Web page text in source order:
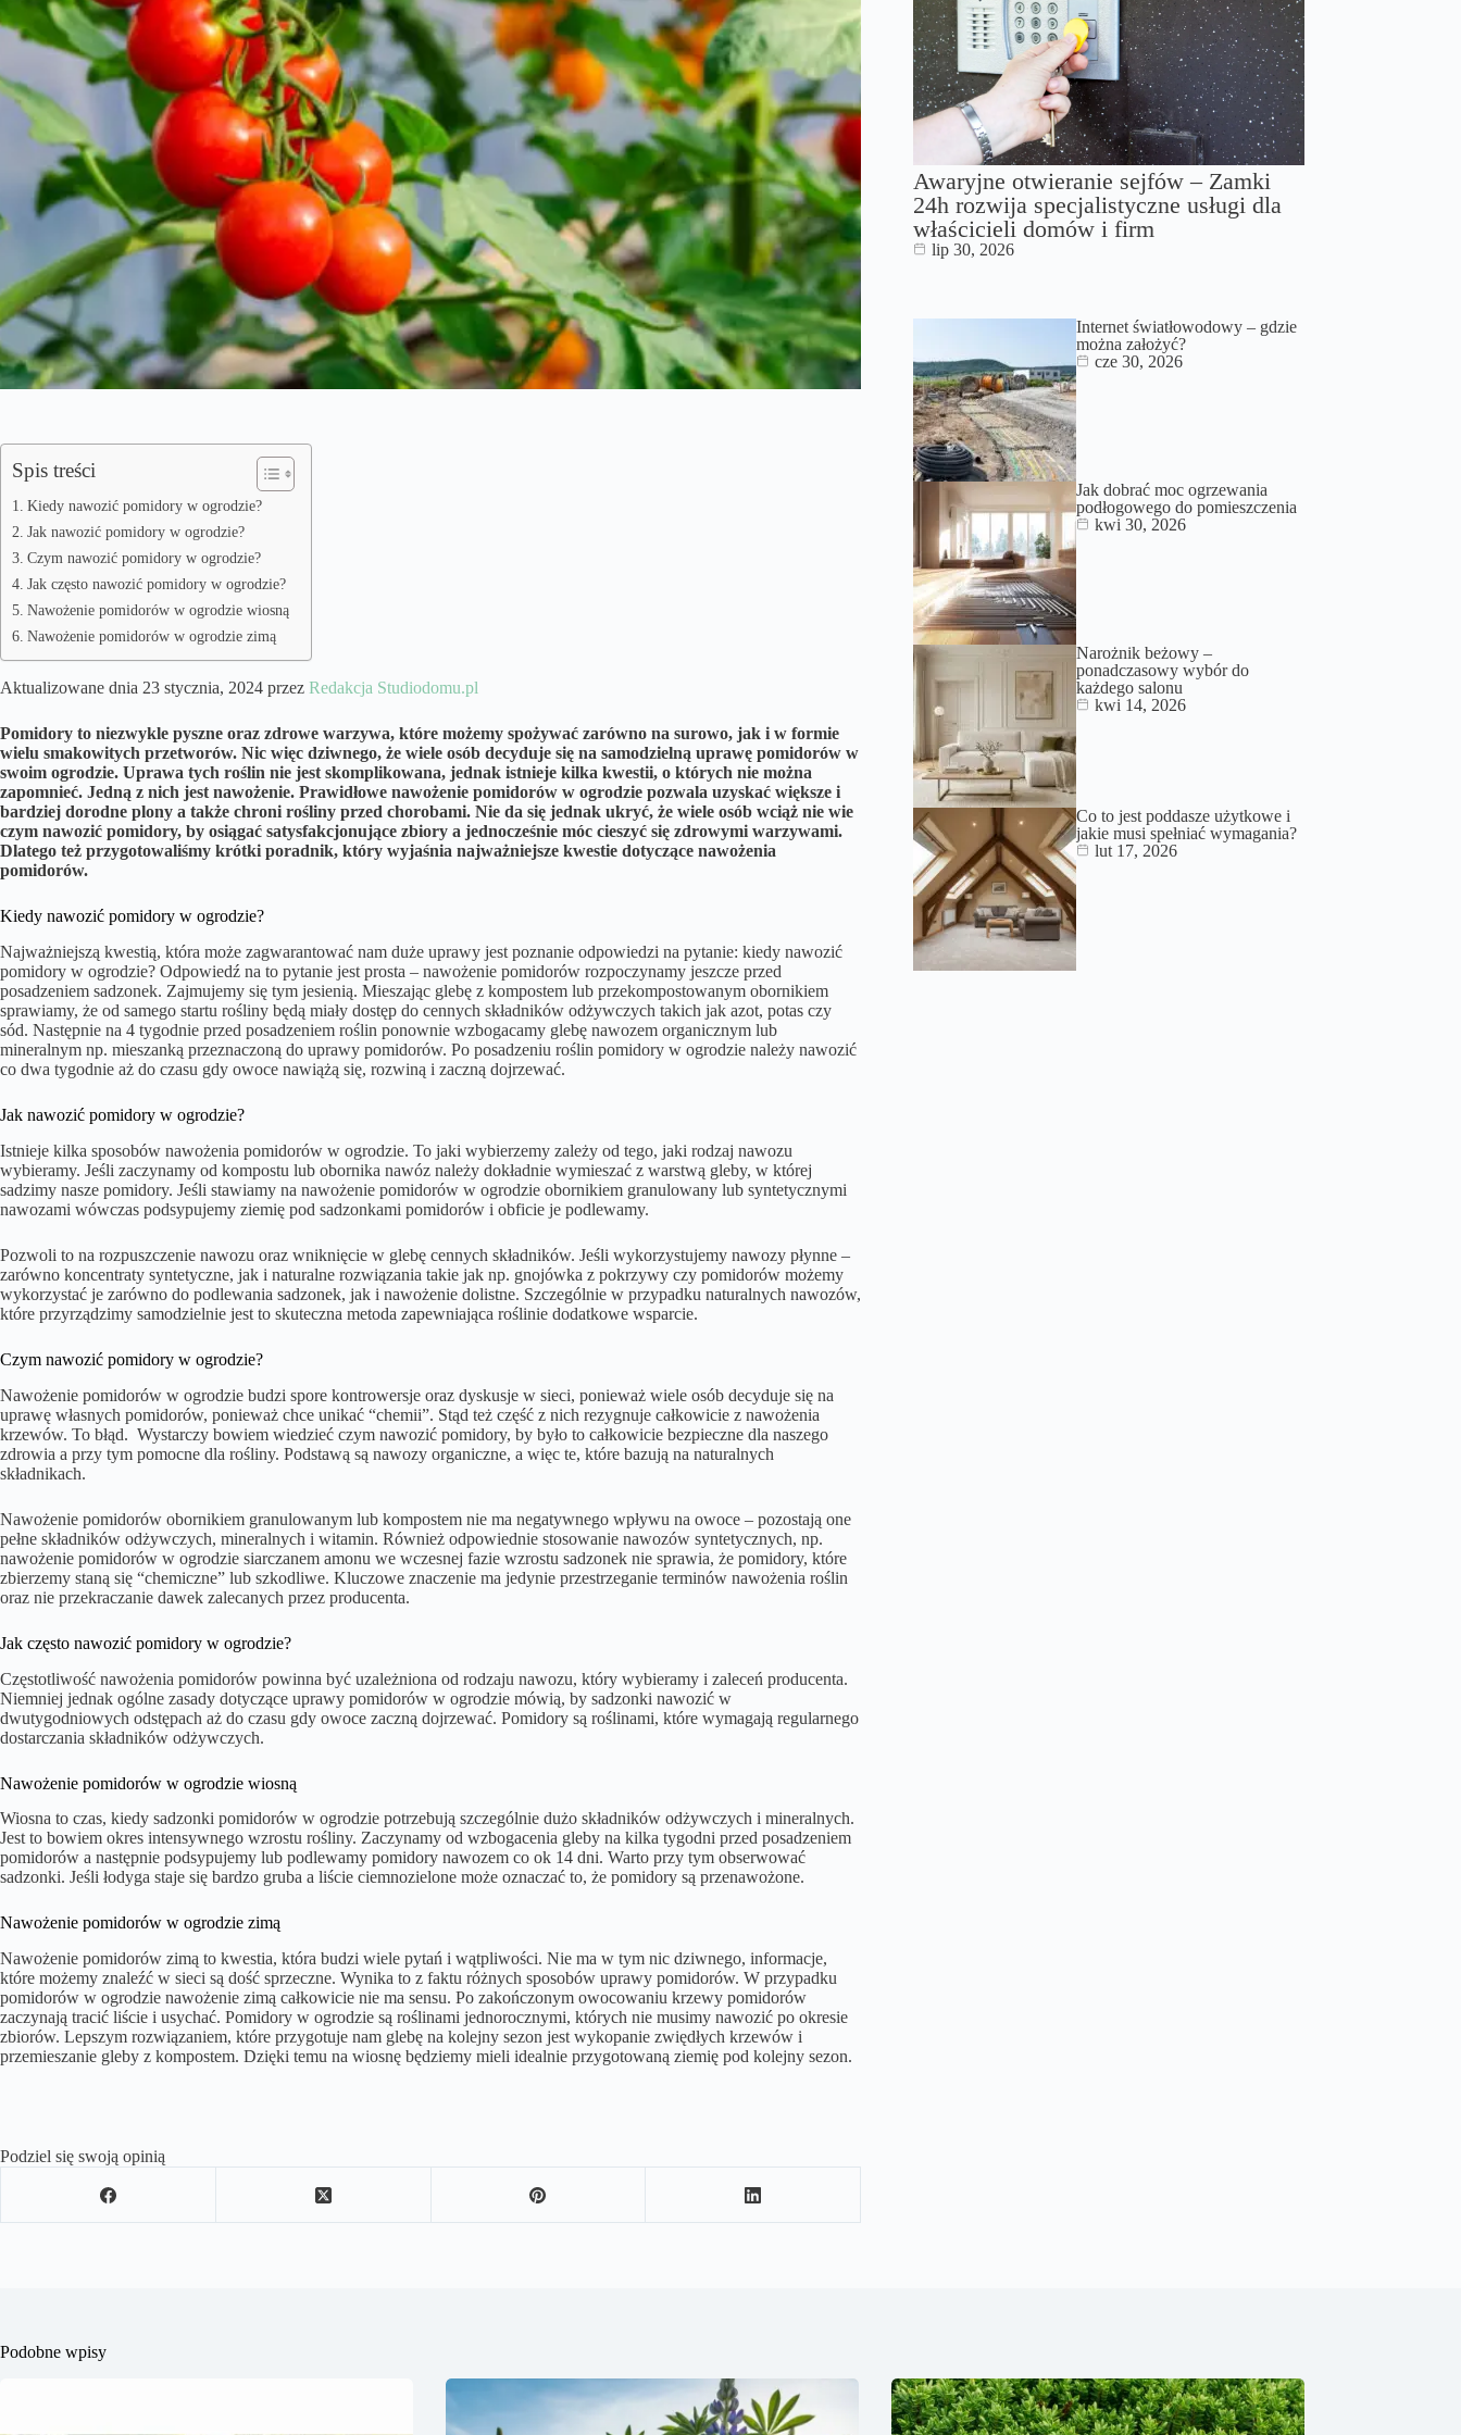
Spis treści
Kiedy nawozić pomidory w ogrodzie?
Jak nawozić pomidory w ogrodzie?
Czym nawozić pomidory w ogrodzie?
Jak często nawozić pomidory w ogrodzie?
Nawożenie pomidorów w ogrodzie wiosną
Nawożenie pomidorów w ogrodzie zimą
Aktualizowane dnia 23 stycznia, 2024 przez Redakcja Studiodomu.pl
Pomidory to niezwykle pyszne oraz zdrowe warzywa, które możemy spożywać zarówno na surowo, jak i w formie
wielu smakowitych przetworów. Nic więc dziwnego, że wiele osób decyduje się na samodzielną uprawę pomidorów w
swoim ogrodzie. Uprawa tych roślin nie jest skomplikowana, jednak istnieje kilka kwestii, o których nie można
zapomnieć. Jedną z nich jest nawożenie. Prawidłowe nawożenie pomidorów w ogrodzie pozwala uzyskać większe i
bardziej dorodne plony a także chroni rośliny przed chorobami. Nie da się jednak ukryć, że wiele osób wciąż nie wie
czym nawozić pomidory, by osiągać satysfakcjonujące zbiory a jednocześnie móc cieszyć się zdrowymi warzywami.
Dlatego też przygotowaliśmy krótki poradnik, który wyjaśnia najważniejsze kwestie dotyczące nawożenia
pomidorów.
Kiedy nawozić pomidory w ogrodzie?
Najważniejszą kwestią, która może zagwarantować nam duże uprawy jest poznanie odpowiedzi na pytanie: kiedy nawozić
pomidory w ogrodzie? Odpowiedź na to pytanie jest prosta – nawożenie pomidorów rozpoczynamy jeszcze przed
posadzeniem sadzonek. Zajmujemy się tym jesienią. Mieszając glebę z kompostem lub przekompostowanym obornikiem
sprawiamy, że od samego startu rośliny będą miały dostęp do cennych składników odżywczych takich jak azot, potas czy
sód. Następnie na 4 tygodnie przed posadzeniem roślin ponownie wzbogacamy glebę nawozem organicznym lub
mineralnym np. mieszanką przeznaczoną do uprawy pomidorów. Po posadzeniu roślin pomidory w ogrodzie należy nawozić
co dwa tygodnie aż do czasu gdy owoce nawiążą się, rozwiną i zaczną dojrzewać.
Jak nawozić pomidory w ogrodzie?
Istnieje kilka sposobów nawożenia pomidorów w ogrodzie. To jaki wybierzemy zależy od tego, jaki rodzaj nawozu
wybieramy. Jeśli zaczynamy od kompostu lub obornika nawóz należy dokładnie wymieszać z warstwą gleby, w której
sadzimy nasze pomidory. Jeśli stawiamy na nawożenie pomidorów w ogrodzie obornikiem granulowany lub syntetycznymi
nawozami wówczas podsypujemy ziemię pod sadzonkami pomidorów i obficie je podlewamy.
Pozwoli to na rozpuszczenie nawozu oraz wniknięcie w glebę cennych składników. Jeśli wykorzystujemy nawozy płynne –
zarówno koncentraty syntetyczne, jak i naturalne rozwiązania takie jak np. gnojówka z pokrzywy czy pomidorów możemy
wykorzystać je zarówno do podlewania sadzonek, jak i nawożenie dolistne. Szczególnie w przypadku naturalnych nawozów,
które przyrządzimy samodzielnie jest to skuteczna metoda zapewniająca roślinie dodatkowe wsparcie.
Czym nawozić pomidory w ogrodzie?
Nawożenie pomidorów w ogrodzie budzi spore kontrowersje oraz dyskusje w sieci, ponieważ wiele osób decyduje się na
uprawę własnych pomidorów, ponieważ chce unikać “chemii”. Stąd też część z nich rezygnuje całkowicie z nawożenia
krzewów. To błąd. Wystarczy bowiem wiedzieć czym nawozić pomidory, by było to całkowicie bezpieczne dla naszego
zdrowia a przy tym pomocne dla rośliny. Podstawą są nawozy organiczne, a więc te, które bazują na naturalnych
składnikach.
Nawożenie pomidorów obornikiem granulowanym lub kompostem nie ma negatywnego wpływu na owoce – pozostają one
pełne składników odżywczych, mineralnych i witamin. Również odpowiednie stosowanie nawozów syntetycznych, np.
nawożenie pomidorów w ogrodzie siarczanem amonu we wczesnej fazie wzrostu sadzonek nie sprawia, że pomidory, które
zbierzemy staną się “chemiczne” lub szkodliwe. Kluczowe znaczenie ma jedynie przestrzeganie terminów nawożenia roślin
oraz nie przekraczanie dawek zalecanych przez producenta.
Jak często nawozić pomidory w ogrodzie?
Częstotliwość nawożenia pomidorów powinna być uzależniona od rodzaju nawozu, który wybieramy i zaleceń producenta.
Niemniej jednak ogólne zasady dotyczące uprawy pomidorów w ogrodzie mówią, by sadzonki nawozić w
dwutygodniowych odstępach aż do czasu gdy owoce zaczną dojrzewać. Pomidory są roślinami, które wymagają regularnego
dostarczania składników odżywczych.
Nawożenie pomidorów w ogrodzie wiosną
Wiosna to czas, kiedy sadzonki pomidorów w ogrodzie potrzebują szczególnie dużo składników odżywczych i mineralnych.
Jest to bowiem okres intensywnego wzrostu rośliny. Zaczynamy od wzbogacenia gleby na kilka tygodni przed posadzeniem
pomidorów a następnie podsypujemy lub podlewamy pomidory nawozem co ok 14 dni. Warto przy tym obserwować
sadzonki. Jeśli łodyga staje się bardzo gruba a liście ciemnozielone może oznaczać to, że pomidory są przenawożone.
Nawożenie pomidorów w ogrodzie zimą
Nawożenie pomidorów zimą to kwestia, która budzi wiele pytań i wątpliwości. Nie ma w tym nic dziwnego, informacje,
które możemy znaleźć w sieci są dość sprzeczne. Wynika to z faktu różnych sposobów uprawy pomidorów. W przypadku
pomidorów w ogrodzie nawożenie zimą całkowicie nie ma sensu. Po zakończonym owocowaniu krzewy pomidorów
zaczynają tracić liście i usychać. Pomidory w ogrodzie są roślinami jednorocznymi, których nie musimy nawozić po okresie
zbiorów. Lepszym rozwiązaniem, które przygotuje nam glebę na kolejny sezon jest wykopanie zwiędłych krzewów i
przemieszanie gleby z kompostem. Dzięki temu na wiosnę będziemy mieli idealnie przygotowaną ziemię pod kolejny sezon.
Podziel się swoją opinią
Awaryjne otwieranie sejfów – Zamki
24h rozwija specjalistyczne usługi dla
właścicieli domów i firm
lip 30, 2026
Internet światłowodowy – gdzie
można założyć?
cze 30, 2026
Jak dobrać moc ogrzewania
podłogowego do pomieszczenia
kwi 30, 2026
Narożnik beżowy –
ponadczasowy wybór do
każdego salonu
kwi 14, 2026
Co to jest poddasze użytkowe i
jakie musi spełniać wymagania?
lut 17, 2026
Podobne wpisy